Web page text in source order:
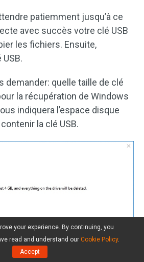
patiemment jusqu’à ce
avec succès votre clé USB
les fichiers. Ensuite,
demander: quelle taille de clé
la récupération de Windows
indiquera l’espace disque
la clé USB.
your experience. By continuing, you
read and understand our Cookie Policy.
Accept